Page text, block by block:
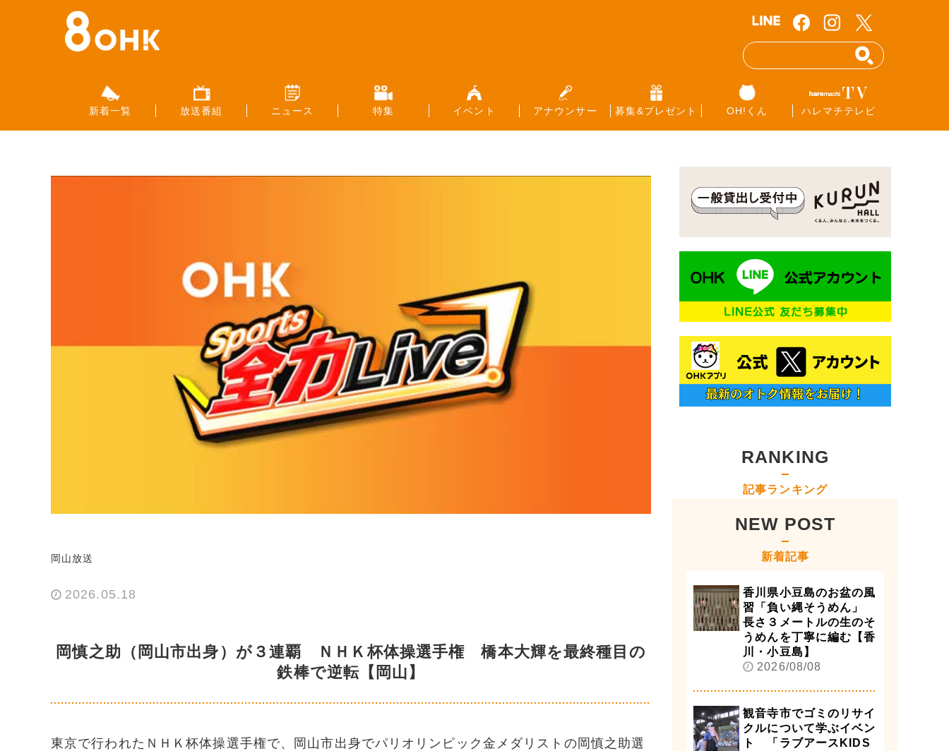
新着一覧 放送番組 ニュース 特集 イベント アナウンサー 募集&プレゼント OH!くん ハレマチテレビ
岡山放送
2026.05.18
岡慎之助（岡山市出身）が３連覇 ＮＨＫ杯体操選手権 橋本大輝を最終種目の
鉄棒で逆転【岡山】
東京で行われたＮＨＫ杯体操選手権で、岡山市出身でパリオリンピック金メダリストの岡慎之助選
RANKING
記事ランキング
NEW POST
新着記事
香川県小豆島のお盆の風
習「負い縄そうめん」
長さ３メートルの生のそ
うめんを丁寧に編む【香
川・小豆島】
2026/08/08
観音寺市でゴミのリサイ
クルについて学ぶイベン
ト 「ラブアースKIDS